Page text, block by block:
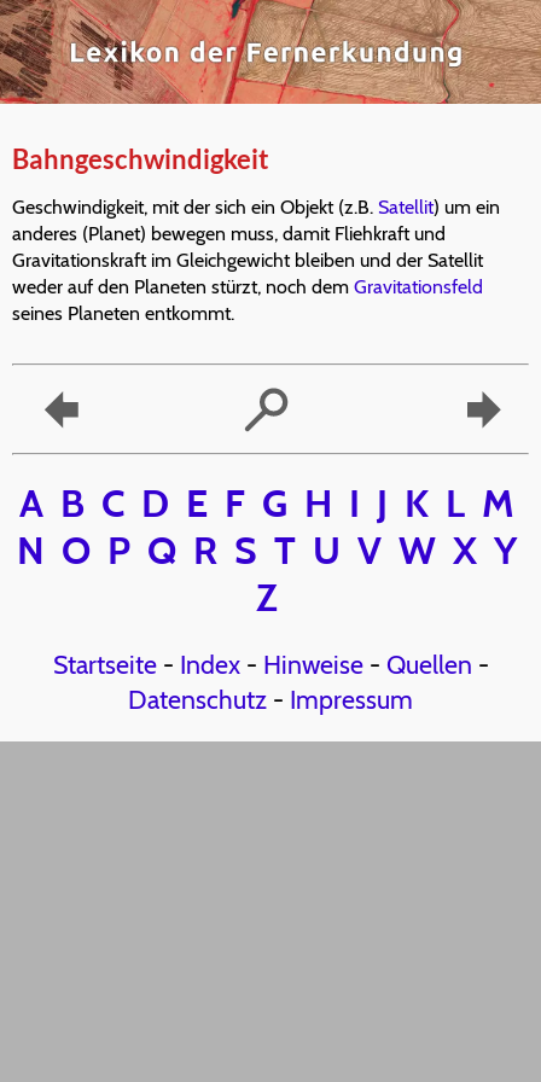
Bahngeschwindigkeit
Geschwindigkeit, mit der sich ein Objekt (z.B. Satellit) um ein
anderes (Planet) bewegen muss, damit Fliehkraft und
Gravitationskraft im Gleichgewicht bleiben und der Satellit
weder auf den Planeten stürzt, noch dem Gravitationsfeld
seines Planeten entkommt.
A B C D E F G H I J K L M
N O P Q R S T U V W X Y
Z
Startseite- Index- Hinweise- Quellen -
Datenschutz - Impressum